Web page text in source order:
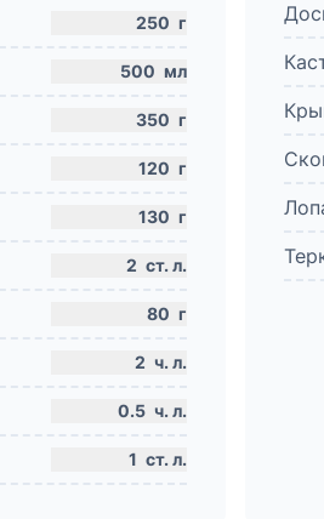
250 г
500 мл
350 г
120 г
130 г
2 ст. л.
80 г
2 ч. л.
0.5 ч. л.
1 ст. л.